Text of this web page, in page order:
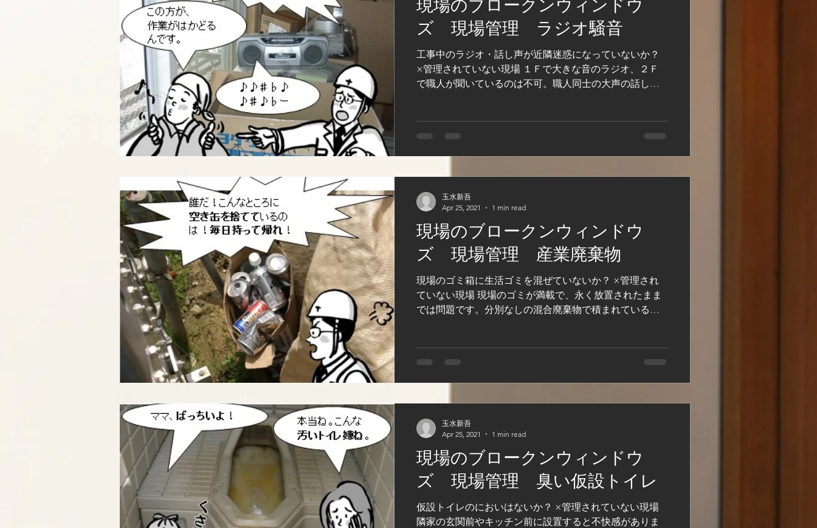
現場のブロークンウィンドウ
ズ 現場管理 ラジオ騒音
工事中のラジオ・話し声が近隣迷惑になっていないか？
×管理されていない現場 １Ｆで大きな音のラジオ、２Ｆ
で職人が聞いているのは不可。職人同士の大声の話し
現場のブロークンウィンドウ
ズ 現場管理 産業廃棄物
現場のゴミ箱に生活ゴミを混ぜていないか？ ×管理され
ていない現場 現場のゴミが満載で、永く放置されたまま
では問題です。分別なしの混合廃棄物で積まれているの
玉水新吾
Apr 25, 2021
1 min read
現場のブロークンウィンドウ
ズ 現場管理 臭い仮設トイレ
仮設トイレのにおいはないか？ ×管理されていない現場
隣家の玄関前やキッチン前に設置すると不快感がありま
玉水新吾
Apr 25, 2021
1 min read